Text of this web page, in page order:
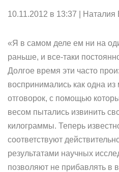
10.11.2012 в 13:37 | Наталия
«Я в самом деле ем ни на
раньше, и все-таки
Долгое время эти часто
воспринимались как одна
отговорок, с помощью
весом пытались извинить
килограммы. Теперь
соответствуют
результатами научных
позволяют не прибавлять в